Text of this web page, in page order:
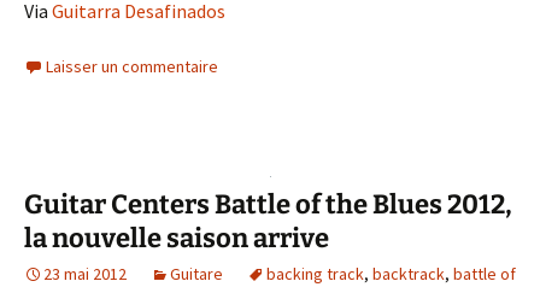
Via Guitarra Desafinados
Laisser un commentaire
Guitar Centers Battle of the Blues 2012,
la nouvelle saison arrive
23 mai 2012 Guitare backing track, backtrack, battle of